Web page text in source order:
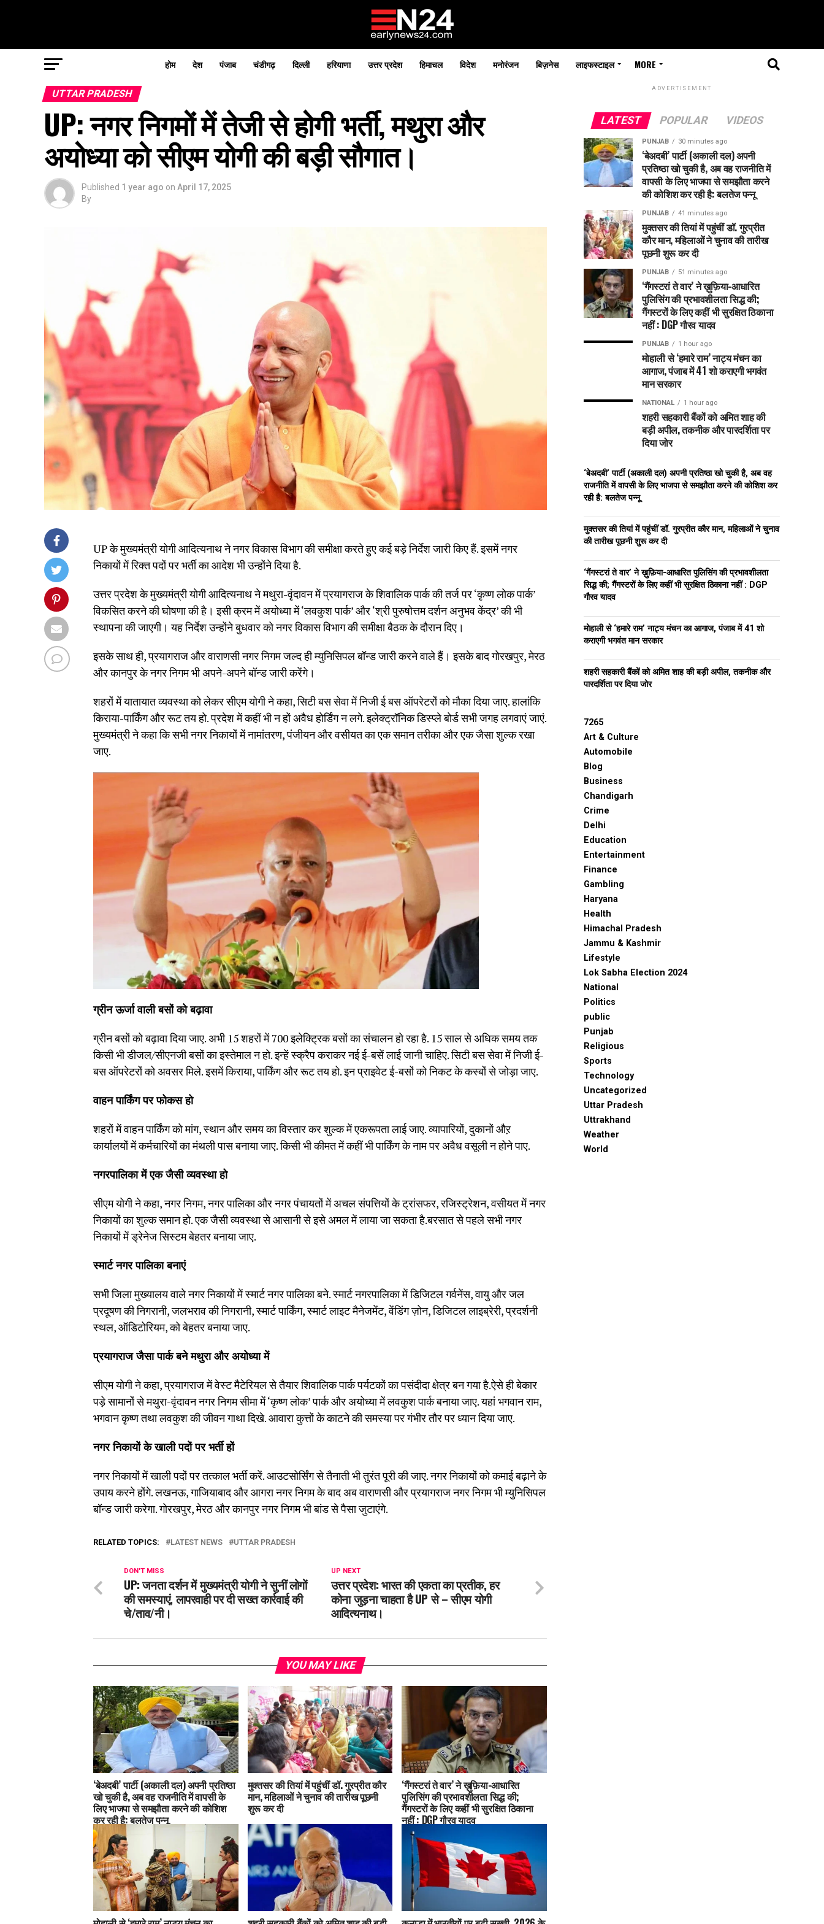
होम देश पंजाब चंडीगढ़ दिल्ली हरियाणा उत्तर प्रदेश हिमाचल विदेश मनोरंजन बिज़नेस लाइफस्टाइल MORE
UTTAR PRADESH
UP: नगर निगमों में तेजी से होगी भर्ती, मथुरा और
अयोध्या को सीएम योगी की बड़ी सौगात।
Published 1 year ago on April 17, 2025
By
UP के मुख्यमंत्री योगी आदित्यनाथ ने नगर विकास विभाग की समीक्षा करते हुए कई बड़े निर्देश जारी किए हैं. इसमें नगर
निकायों में रिक्त पदों पर भर्ती का आदेश भी उन्होंने दिया है.
उत्तर प्रदेश के मुख्यमंत्री योगी आदित्यनाथ ने मथुरा-वृंदावन में प्रयागराज के शिवालिक पार्क की तर्ज पर ‘कृष्ण लोक पार्क’
विकसित करने की घोषणा की है। इसी क्रम में अयोध्या में ‘लवकुश पार्क’ और ‘श्री पुरुषोत्तम दर्शन अनुभव केंद्र’ की भी
स्थापना की जाएगी। यह निर्देश उन्होंने बुधवार को नगर विकास विभाग की समीक्षा बैठक के दौरान दिए।
इसके साथ ही, प्रयागराज और वाराणसी नगर निगम जल्द ही म्युनिसिपल बॉन्ड जारी करने वाले हैं। इसके बाद गोरखपुर, मेरठ
और कानपुर के नगर निगम भी अपने-अपने बॉन्ड जारी करेंगे।
शहरों में यातायात व्यवस्था को लेकर सीएम योगी ने कहा, सिटी बस सेवा में निजी ई बस ऑपरेटरों को मौका दिया जाए. हालांकि
किराया-पार्किंग और रूट तय हो. प्रदेश में कहीं भी न हों अवैध होर्डिंग न लगे. इलेक्ट्रॉनिक डिस्प्ले बोर्ड सभी जगह लगवाएं जाएं.
मुख्यमंत्री ने कहा कि सभी नगर निकायों में नामांतरण, पंजीयन और वसीयत का एक समान तरीका और एक जैसा शुल्क रखा
जाए.
ग्रीन ऊर्जा वाली बसों को बढ़ावा
ग्रीन बसों को बढ़ावा दिया जाए. अभी 15 शहरों में 700 इलेक्ट्रिक बसों का संचालन हो रहा है. 15 साल से अधिक समय तक
किसी भी डीजल/सीएनजी बसों का इस्तेमाल न हो. इन्हें स्क्रैप कराकर नई ई-बसें लाई जानी चाहिए. सिटी बस सेवा में निजी ई-
बस ऑपरेटरों को अवसर मिले. इसमें किराया, पार्किंग और रूट तय हो. इन प्राइवेट ई-बसों को निकट के कस्बों से जोड़ा जाए.
वाहन पार्किंग पर फोकस हो
शहरों में वाहन पार्किंग को मांग, स्थान और समय का विस्तार कर शुल्क में एकरूपता लाई जाए. व्यापारियों, दुकानों औऱ
कार्यालयों में कर्मचारियों का मंथली पास बनाया जाए. किसी भी कीमत में कहीं भी पार्किंग के नाम पर अवैध वसूली न होने पाए.
नगरपालिका में एक जैसी व्यवस्था हो
सीएम योगी ने कहा, नगर निगम, नगर पालिका और नगर पंचायतों में अचल संपत्तियों के ट्रांसफर, रजिस्ट्रेशन, वसीयत में नगर
निकायों का शुल्क समान हो. एक जैसी व्यवस्था से आसानी से इसे अमल में लाया जा सकता है.बरसात से पहले सभी नगर
निकायों में ड्रेनेज सिस्टम बेहतर बनाया जाए.
स्मार्ट नगर पालिका बनाएं
सभी जिला मुख्यालय वाले नगर निकायों में स्मार्ट नगर पालिका बने. स्मार्ट नगरपालिका में डिजिटल गर्वनेंस, वायु और जल
प्रदूषण की निगरानी, जलभराव की निगरानी, स्मार्ट पार्किंग, स्मार्ट लाइट मैनेजमेंट, वेंडिंग ज़ोन, डिजिटल लाइब्रेरी, प्रदर्शनी
स्थल, ऑडिटोरियम, को बेहतर बनाया जाए.
प्रयागराज जैसा पार्क बने मथुरा और अयोध्या में
सीएम योगी ने कहा, प्रयागराज में वेस्ट मैटेरियल से तैयार शिवालिक पार्क पर्यटकों का पसंदीदा क्षेत्र बन गया है.ऐसे ही बेकार
पड़े सामानों से मथुरा-वृंदावन नगर निगम सीमा में ‘कृष्ण लोक’ पार्क और अयोध्या में लवकुश पार्क बनाया जाए. यहां भगवान राम,
भगवान कृष्ण तथा लवकुश की जीवन गाथा दिखे. आवारा कुत्तों के काटने की समस्या पर गंभीर तौर पर ध्यान दिया जाए.
नगर निकायों के खाली पदों पर भर्ती हों
नगर निकायों में खाली पदों पर तत्काल भर्ती करें. आउटसोर्सिंग से तैनाती भी तुरंत पूरी की जाए. नगर निकायों को कमाई बढ़ाने के
उपाय करने होंगे. लखनऊ, गाजियाबाद और आगरा नगर निगम के बाद अब वाराणसी और प्रयागराज नगर निगम भी म्युनिसिपल
बॉन्ड जारी करेगा. गोरखपुर, मेरठ और कानपुर नगर निगम भी बांड से पैसा जुटाएंगे.
RELATED TOPICS: LATEST NEWS UTTAR PRADESH
UP NEXT
उत्तर प्रदेश: भारत की एकता का प्रतीक, हर
कोना जुड़ना चाहता है UP से – सीएम योगी
आदित्यनाथ।
DON'T MISS
UP: जनता दर्शन में मुख्यमंत्री योगी ने सुनीं लोगों
की समस्याएं, लापरवाही पर दी सख्त कार्रवाई की
चे/ताव/नी।
YOU MAY LIKE
‘बेअदबी’ पार्टी (अकाली दल) अपनी प्रतिष्ठा
खो चुकी है, अब वह राजनीति में वापसी के
लिए भाजपा से समझौता करने की कोशिश
कर रही है: बलतेज पन्नू
मुक्तसर की तियां में पहुंचीं डॉ. गुरप्रीत कौर
मान, महिलाओं ने चुनाव की तारीख पूछनी
शुरू कर दी
‘गैंगस्टरां ते वार’ ने ख़ुफ़िया-आधारित
पुलिसिंग की प्रभावशीलता सिद्ध की;
गैंगस्टरों के लिए कहीं भी सुरक्षित ठिकाना
नहीं : DGP गौरव यादव
ADVERTISEMENT
LATEST POPULAR VIDEOS
PUNJAB 30 minutes ago
‘बेअदबी’ पार्टी (अकाली दल) अपनी
प्रतिष्ठा खो चुकी है, अब वह राजनीति में
वापसी के लिए भाजपा से समझौता करने
की कोशिश कर रही है: बलतेज पन्नू
PUNJAB 41 minutes ago
मुक्तसर की तियां में पहुंचीं डॉ. गुरप्रीत
कौर मान, महिलाओं ने चुनाव की तारीख
पूछनी शुरू कर दी
PUNJAB 51 minutes ago
‘गैंगस्टरां ते वार’ ने ख़ुफ़िया-आधारित
पुलिसिंग की प्रभावशीलता सिद्ध की;
गैंगस्टरों के लिए कहीं भी सुरक्षित ठिकाना
नहीं : DGP गौरव यादव
PUNJAB 1 hour ago
मोहाली से ‘हमारे राम’ नाट्य मंचन का
आगाज, पंजाब में 41 शो कराएगी भगवंत
मान सरकार
NATIONAL 1 hour ago
शहरी सहकारी बैंकों को अमित शाह की
बड़ी अपील, तकनीक और पारदर्शिता पर
दिया जोर
‘बेअदबी’ पार्टी (अकाली दल) अपनी प्रतिष्ठा खो चुकी है, अब वह
राजनीति में वापसी के लिए भाजपा से समझौता करने की कोशिश कर
रही है: बलतेज पन्नू
मुक्तसर की तियां में पहुंचीं डॉ. गुरप्रीत कौर मान, महिलाओं ने चुनाव
की तारीख पूछनी शुरू कर दी
‘गैंगस्टरां ते वार’ ने ख़ुफ़िया-आधारित पुलिसिंग की प्रभावशीलता
सिद्ध की; गैंगस्टरों के लिए कहीं भी सुरक्षित ठिकाना नहीं : DGP
गौरव यादव
मोहाली से ‘हमारे राम’ नाट्य मंचन का आगाज, पंजाब में 41 शो
कराएगी भगवंत मान सरकार
शहरी सहकारी बैंकों को अमित शाह की बड़ी अपील, तकनीक और
पारदर्शिता पर दिया जोर
7265
Art & Culture
Automobile
Blog
Business
Chandigarh
Crime
Delhi
Education
Entertainment
Finance
Gambling
Haryana
Health
Himachal Pradesh
Jammu & Kashmir
Lifestyle
Lok Sabha Election 2024
National
Politics
public
Punjab
Religious
Sports
Technology
Uncategorized
Uttar Pradesh
Uttrakhand
Weather
World